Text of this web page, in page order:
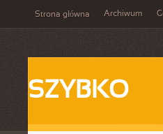
Strona główna Archiwum
SZYBKO